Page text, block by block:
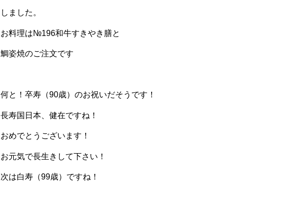
しました。
お料理は№196和牛すきやき膳と
鯛姿焼のご注文です
何と！卒寿（90歳）のお祝いだそうです！
長寿国日本、健在ですね！
おめでとうございます！
お元気で長生きして下さい！
次は白寿（99歳）ですね！